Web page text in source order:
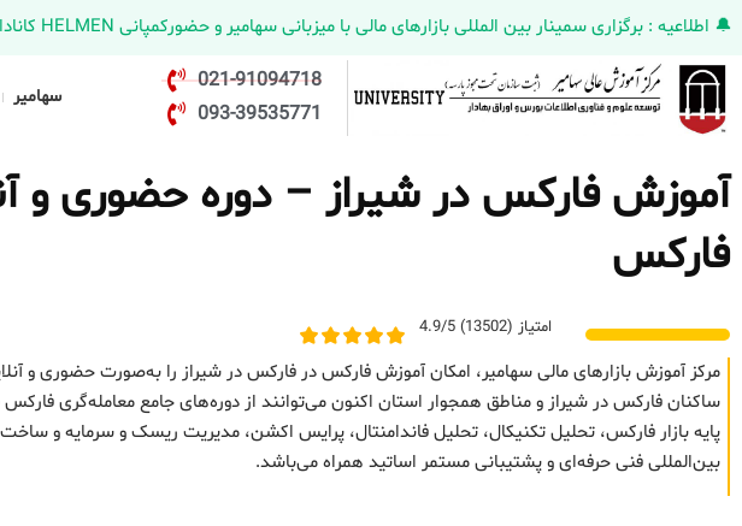
🔔 اطلاعیه : برگزاری سمینار بین المللی بازارهای مالی با میزبانی سهامیر و حضورکمپانی HELMEN کانادا و مدیر ارشد FINESENCE اتریش
021-91094718
093-39535771
سهامیر
آموزش فارکس در شیراز – دوره حضوری و
فارکس
امتیاز (13502) 4.9/5
مرکز آموزش بازارهای مالی سهامیر، امکان آموزش فارکس در فارکس در شیراز را به‌صورت حضوری و
ساکنان فارکس در شیراز و مناطق همجوار استان اکنون می‌توانند از دوره‌های جامع معامله‌گری
پایه بازار فارکس، تحلیل تکنیکال، تحلیل فاندامنتال، پرایس اکشن، مدیریت ریسک و سرمایه و
بین‌المللی فنی حرفه‌ای و پشتیبانی مستمر اساتید همراه می‌باشد.